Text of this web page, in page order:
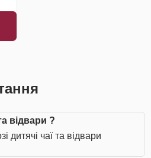
відвари ?
дитячі чаї та відвари